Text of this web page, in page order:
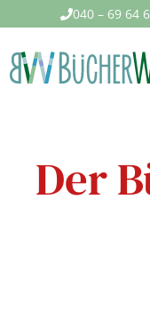
Inhalt
springen
040 – 69 64
Der